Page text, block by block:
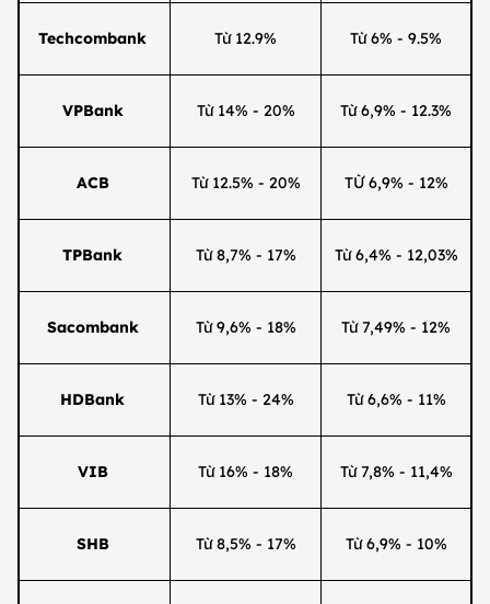
Techcombank Từ 12.9% Từ 6% - 9.5%
VPBank Từ 14% - 20% Từ 6,9% - 12.3%
ACB Từ 12.5% - 20% TỪ 6,9% - 12%
TPBank Từ 8,7% - 17% Từ 6,4% - 12,03%
Sacombank Từ 9,6% - 18% Từ 7,49% - 12%
HDBank Từ 13% - 24% Từ 6,6% - 11%
VIB Từ 16% - 18% Từ 7,8% - 11,4%
SHB Từ 8,5% - 17% Từ 6,9% - 10%